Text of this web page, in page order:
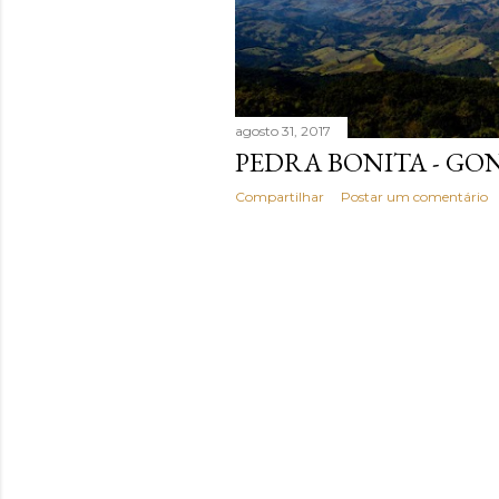
n
s
agosto 31, 2017
PEDRA BONITA -
Compartilhar Postar um comentário